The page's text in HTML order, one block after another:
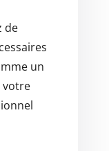
de
un
votre